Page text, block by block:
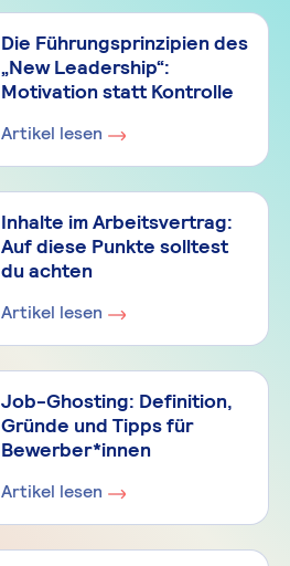
Die Führungsprinzipien des
„New Leadership“:
Motivation statt Kontrolle
Artikel lesen
Inhalte im Arbeitsvertrag:
Auf diese Punkte solltest
du achten
Artikel lesen
Job-Ghosting: Definition,
Gründe und Tipps für
Bewerber*innen
Artikel lesen